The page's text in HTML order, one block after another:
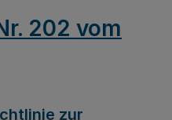
202 vom
zur